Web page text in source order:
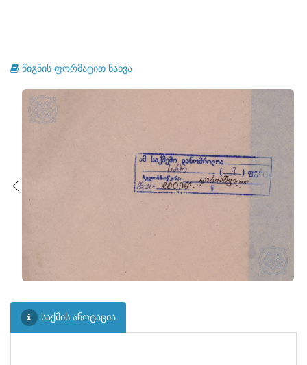
წიგნის ფორმატით ნახვა
საქმის ანოტაცია